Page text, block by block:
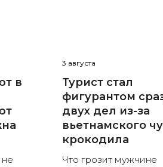
в
3 августа
Турист стал
фигурантом
двух дел из-за
вьетнамского
крокодила
Что грозит мужчине